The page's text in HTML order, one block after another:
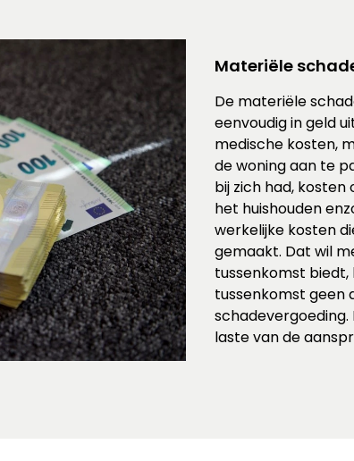
Materiële
De materiële
eenvoudig in geld
medische kosten,
de woning aan te
bij zich had,
het huishouden
werkelijke kosten
gemaakt. Dat wil
tussenkomst
tussenkomst geen
schadevergoeding.
laste van de